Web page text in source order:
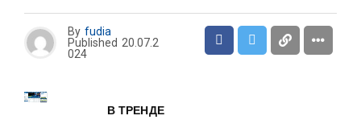
By fudia
Published 20.07.2
024
В ТРЕНДЕ